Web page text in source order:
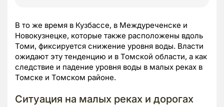
В то же время в Кузбассе, в Междуреченске и
Новокузнецке, которые также расположены вдоль
Томи, фиксируется снижение уровня воды. Власти
ожидают эту тенденцию и в Томской области, а как
следствие и падение уровня воды в малых реках в
Томске и Томском районе.
Ситуация на малых реках и дорогах